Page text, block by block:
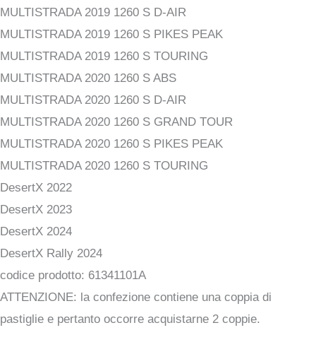
MULTISTRADA 2019 1260 S D-AIR
MULTISTRADA 2019 1260 S PIKES PEAK
MULTISTRADA 2019 1260 S TOURING
MULTISTRADA 2020 1260 S ABS
MULTISTRADA 2020 1260 S D-AIR
MULTISTRADA 2020 1260 S GRAND TOUR
MULTISTRADA 2020 1260 S PIKES PEAK
MULTISTRADA 2020 1260 S TOURING
DesertX 2022
DesertX 2023
DesertX 2024
DesertX Rally 2024
codice prodotto: 61341101A
ATTENZIONE: la confezione contiene una coppia di
pastiglie e pertanto occorre acquistarne 2 coppie.